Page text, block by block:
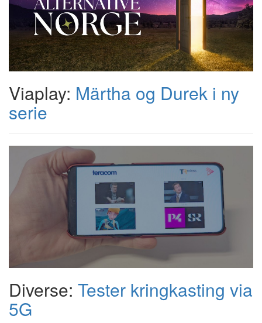
Viaplay: Märtha og Durek i ny
serie
Diverse: Tester kringkasting via
5G